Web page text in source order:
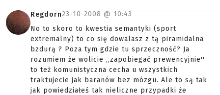
Regdorn23-10-2008 @ 10:43
No to skoro to kwestia semantyki (sport
extremalny) to co się dowalasz z tą piramidalna
bzdurą ? Poza tym gdzie tu sprzeczność? Ja
rozumiem że wolicie ,,zapobiegać prewencyjnie''
to też komunistyczna cecha u wszystkich
traktujecie jak baranów bez mózgu. Ale to są tak
jak powiedziałeś tak nieliczne przypadki że